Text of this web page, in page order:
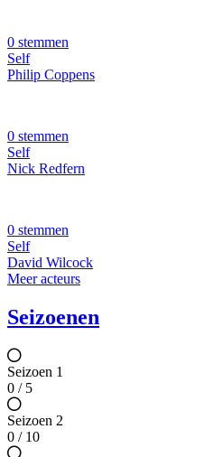
0 stemmen
Self
Philip Coppens
0 stemmen
Self
Nick Redfern
0 stemmen
Self
David Wilcock
Meer acteurs
Seizoenen
Seizoen 1
0 / 5
Seizoen 2
0 / 10